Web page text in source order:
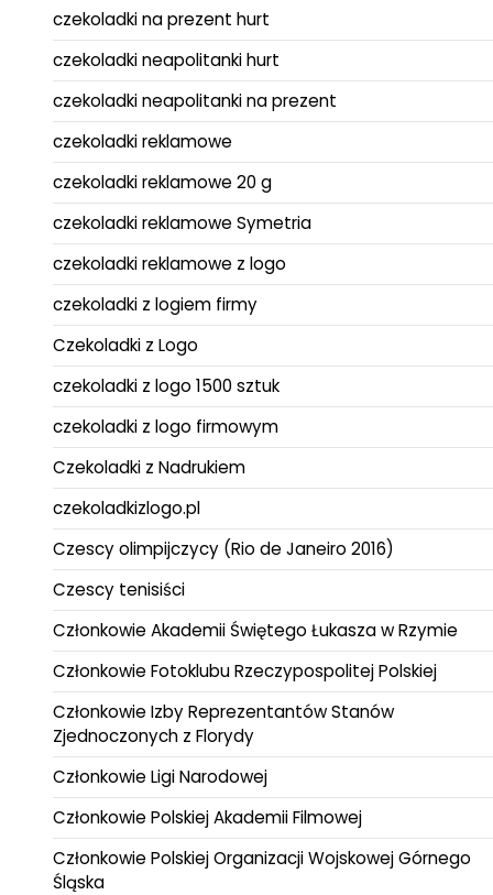
czekoladki na prezent hurt
czekoladki neapolitanki hurt
czekoladki neapolitanki na prezent
czekoladki reklamowe
czekoladki reklamowe 20 g
czekoladki reklamowe Symetria
czekoladki reklamowe z logo
czekoladki z logiem firmy
Czekoladki z Logo
czekoladki z logo 1500 sztuk
czekoladki z logo firmowym
Czekoladki z Nadrukiem
czekoladkizlogo.pl
Czescy olimpijczycy (Rio de Janeiro 2016)
Czescy tenisiści
Członkowie Akademii Świętego Łukasza w Rzymie
Członkowie Fotoklubu Rzeczypospolitej Polskiej
Członkowie Izby Reprezentantów Stanów
Zjednoczonych z Florydy
Członkowie Ligi Narodowej
Członkowie Polskiej Akademii Filmowej
Członkowie Polskiej Organizacji Wojskowej Górnego
Śląska